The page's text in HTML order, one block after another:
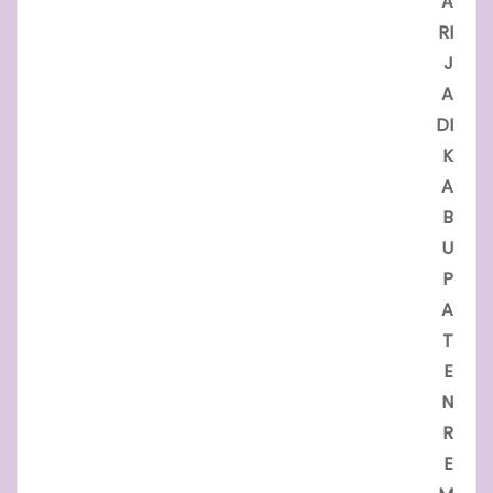
RI
J
A
DI
K
A
B
U
P
A
T
E
N
R
E